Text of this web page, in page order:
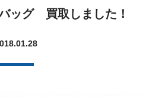
ッグ 買取しました！